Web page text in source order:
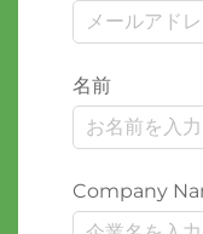
名前
Company